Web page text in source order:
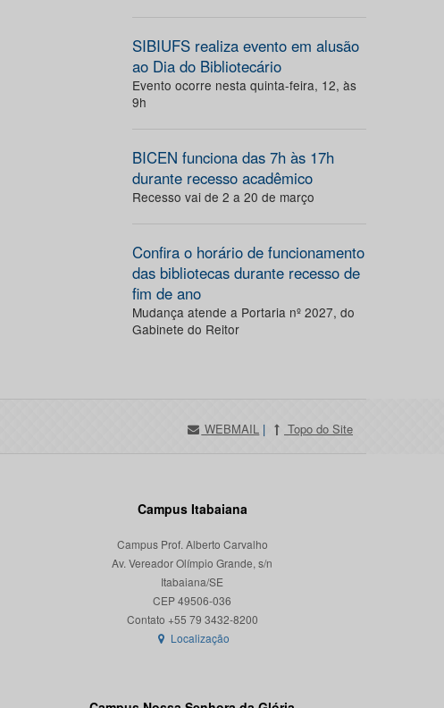
SIBIUFS realiza evento em alusão
ao Dia do Bibliotecário
Evento ocorre nesta quinta-feira, 12, às
9h
BICEN funciona das 7h às 17h
durante recesso acadêmico
Recesso vai de 2 a 20 de março
Confira o horário de funcionamento
das bibliotecas durante recesso de
fim de ano
Mudança atende a Portaria nº 2027, do
Gabinete do Reitor
WEBMAIL | Topo do Site
Campus Itabaiana
Campus Prof. Alberto Carvalho
Av. Vereador Olímpio Grande, s/n
Itabaiana/SE
CEP 49506-036
Localização